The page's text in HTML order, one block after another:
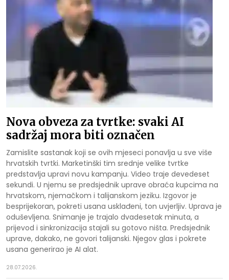
Nova obveza za tvrtke: svaki AI
sadržaj mora biti označen
Zamislite sastanak koji se ovih mjeseci ponavlja u sve više
hrvatskih tvrtki. Marketinški tim srednje velike tvrtke
predstavlja upravi novu kampanju. Video traje devedeset
sekundi. U njemu se predsjednik uprave obraća kupcima na
hrvatskom, njemačkom i talijanskom jeziku. Izgovor je
besprijekoran, pokreti usana usklađeni, ton uvjerljiv. Uprava je
oduševljena. Snimanje je trajalo dvadesetak minuta, a
prijevod i sinkronizacija stajali su gotovo ništa. Predsjednik
uprave, dakako, ne govori talijanski. Njegov glas i pokrete
usana generirao je AI alat.
28.07.2026.